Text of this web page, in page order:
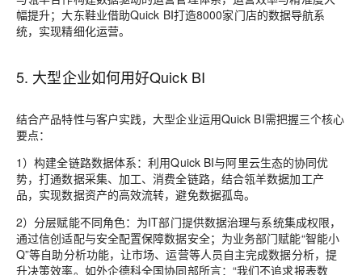
幅提升；大东鞋业借助Quick BI打造8000家门店的数据导航系
统，实现精细化运营。
5. 大型企业如何用好Quick BI
结合产品特性与客户实践，大型企业运用Quick BI需把握三个核心
要点：
1）构建全链路数据体系：利用Quick BI与阿里云生态的协同优
势，打通数据采集、加工、消费全链路，结合瓴羊数据加工产
品，实现数据资产的高效流转，避免数据孤岛。
2）分层赋能不同角色：为IT部门提供数据治理与系统集成权限，
通过信创适配与安全配置保障数据安全；为业务部门赋能“智能小
Q”等自助分析功能，让市场、运营等人员自主完成数据分析，提
升决策效率。如外企德科全国协同部所言：“我们不追求报表数